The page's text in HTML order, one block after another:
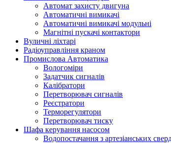
Автомат захисту двигуна
Автоматичні вимикачі
Автоматичні вимикачі модульні
Магнітні пускачі контактори
Вуличні ліхтарі
Радіоуправління краном
Промислова Автоматика
Вологоміри
Задатчик сигналів
Калібратори
Перетворювач сигналів
Реєстратори
Терморегулятори
Перетворювач тиску
Шафа керування насосом
Водопостачання з артезіанських